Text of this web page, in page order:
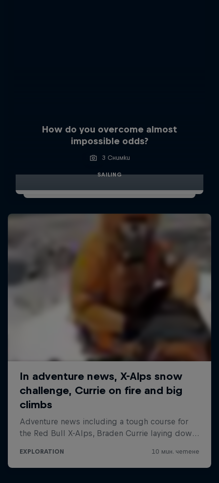
How do you overcome almost
impossible odds?
3 Снимки
SAILING